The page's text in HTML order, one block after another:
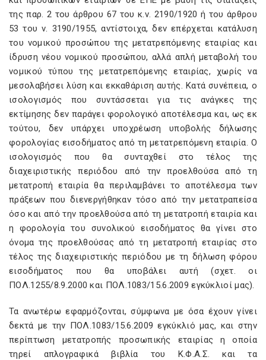
της παρ. 2 του άρθρου 67 του κ.ν. 2190/1920 ή του άρθρου
53 του ν. 3190/1955, αντίστοιχα, δεν επέρχεται κατάλυση
του νομικού προσώπου της μετατρεπόμενης εταιρίας και
ίδρυση νέου νομικού προσώπου, αλλά απλή μεταβολή του
νομικού τύπου της μετατρεπόμενης εταιρίας, χωρίς να
μεσολαβήσει λύση και εκκαθάριση αυτής. Κατά συνέπεια, ο
ισολογισμός που συντάσσεται για τις ανάγκες της
εκτίμησης δεν παράγει φορολογικό αποτέλεσμα και, ως εκ
τούτου, δεν υπάρχει υποχρέωση υποβολής δήλωσης
φορολογίας εισοδήματος από τη μετατρεπόμενη εταιρία. Ο
ισολογισμός που θα συνταχθεί στο τέλος της
διαχειριστικής περιόδου από την προελθούσα από τη
μετατροπή εταιρία θα περιλαμβάνει το αποτέλεσμα των
πράξεων που διενεργήθηκαν τόσο από την μετατραπείσα
όσο και από την προελθούσα από τη μετατροπή εταιρία και
η φορολογία του συνολικού εισοδήματος θα γίνει στο
όνομα της προελθούσας από τη μετατροπή εταιρίας στο
τέλος της διαχειριστικής περιόδου με τη δήλωση φόρου
εισοδήματος που θα υποβάλει αυτή (σχετ. οι
ΠΟΛ.1255/8.9.2000 και ΠΟΛ.1083/15.6.2009 εγκύκλιοί μας).
Τα ανωτέρω εφαρμόζονται, σύμφωνα με όσα έχουν γίνει
δεκτά με την ΠΟΛ.1083/15.6.2009 εγκύκλιό μας, και στην
περίπτωση μετατροπής προσωπικής εταιρίας η οποία
τηρεί απλογραφικά βιβλία του Κ.Φ.Α.Σ. και τα